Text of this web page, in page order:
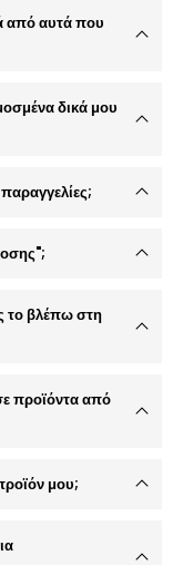
από αυτά που
δικά μου
το βλέπω στη
προϊόντα από
μου;